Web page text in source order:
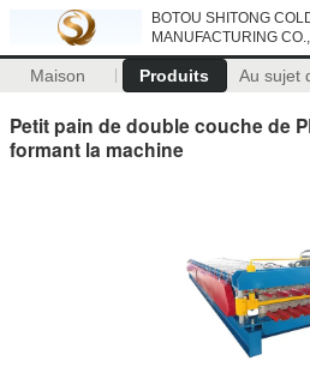
BOTOU SHITONG
MANUFACTURING
Maison Produits Au sujet
Petit pain de double couche de
formant la machine